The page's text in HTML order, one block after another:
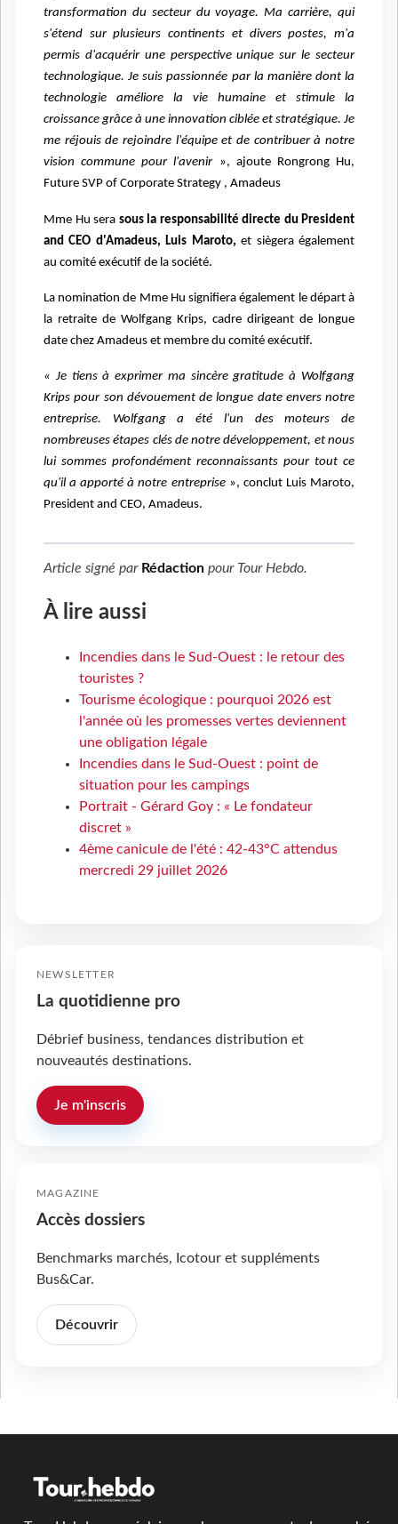
transformation du secteur du voyage. Ma carrière, qui
s'étend sur plusieurs continents et divers postes, m'a
permis d'acquérir une perspective unique sur le secteur
technologique. Je suis passionnée par la manière dont la
technologie améliore la vie humaine et stimule la
croissance grâce à une innovation ciblée et stratégique. Je
me réjouis de rejoindre l'équipe et de contribuer à notre
vision commune pour l'avenir», ajoute Rongrong Hu,
Future SVP of Corporate Strategy , Amadeus
Mme Hu sera sous la responsabilité directe du President
and CEO d'Amadeus, Luis Maroto, et siègera également
au comité exécutif de la société.
La nomination de Mme Hu signifiera également le départ à
la retraite de Wolfgang Krips, cadre dirigeant de longue
date chez Amadeus et membre du comité exécutif.
« Je tiens à exprimer ma sincère gratitude à Wolfgang
Krips pour son dévouement de longue date envers notre
entreprise. Wolfgang a été l'un des moteurs de
nombreuses étapes clés de notre développement, et nous
lui sommes profondément reconnaissants pour tout ce
qu'il a apporté à notre entreprise», conclut Luis Maroto,
President and CEO, Amadeus.
Article signé par Rédaction pour Tour Hebdo.
À lire aussi
Incendies dans le Sud-Ouest : le retour des
touristes ?
Tourisme écologique : pourquoi 2026 est
l'année où les promesses vertes deviennent
une obligation légale
Incendies dans le Sud-Ouest : point de
situation pour les campings
Portrait - Gérard Goy : « Le fondateur
discret »
4ème canicule de l'été : 42-43°C attendus
mercredi 29 juillet 2026
NEWSLETTER
La quotidienne pro
Débrief business, tendances distribution et
nouveautés destinations.
Je m'inscris
MAGAZINE
Accès dossiers
Benchmarks marchés, Icotour et suppléments
Bus&Car.
Découvrir